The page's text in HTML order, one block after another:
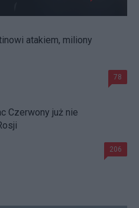
atakiem, miliony
78
Czerwony już nie
206